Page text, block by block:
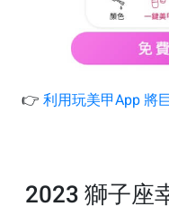
👉 利用玩美甲App 將
2023 獅子座